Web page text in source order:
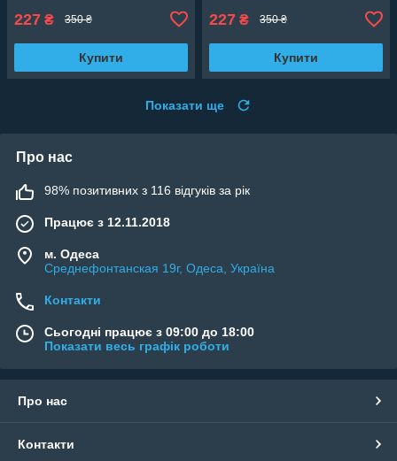
227 ₴ 350 ₴
Купити
227 ₴ 350 ₴
Купити
Показати ще
Про нас
98% позитивних з 116 відгуків за рік
Працює з 12.11.2018
м. Одеса
Среднефонтанская 19г, Одеса, Україна
Контакти
Сьогодні працює з 09:00 до 18:00
Показати весь графік роботи
Про нас
Контакти